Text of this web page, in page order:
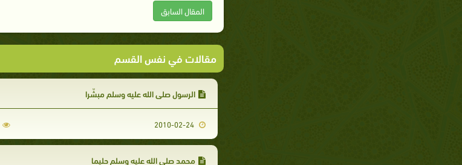
المقال السابق
مقالات في نفس القسم
الرسول صلى الله عليه وسلم مبشّرا
2010-02-24
محمد صلى الله عليه وسلم حليما